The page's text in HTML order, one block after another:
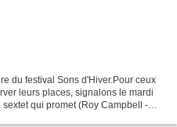
du festival Sons d'Hiver.Pour ceux
leurs places, signalons le mardi
qui promet (Roy Campbell -